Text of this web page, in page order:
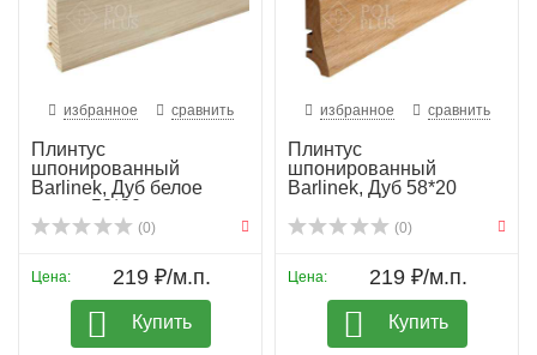
избранное сравнить
Плинтус
шпонированный
Barlinek, Дуб белое
масло 58*20
(0)
Цена: 219 ₽/м.п.
Купить
избранное сравнить
Плинтус
шпонированный
Barlinek, Дуб 58*20
(0)
Цена: 219 ₽/м.п.
Купить